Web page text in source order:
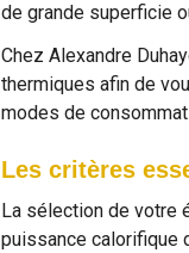
de grande superficie
Chez Alexandre
thermiques afin de
modes de
Les critères
La sélection de votre
puissance calorifique